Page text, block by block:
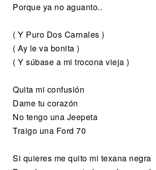
Porque ya no aguanto..
( Y Puro Dos Carnales )
( Ay le va bonita )
( Y súbase a mi trocona vieja )
Quita mi confusión
Dame tu corazón
No tengo una Jeepeta
Traigo una Ford 70
Si quieres me quito mi texana negra